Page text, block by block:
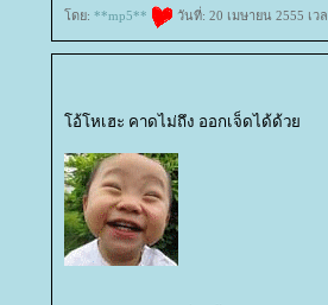
ดย: **mp5** วันที่: 20 เมษายน 2555 เว
อ้โหเฮะ คาดไม่ถึง ออกเจ็ดได้ด้ว